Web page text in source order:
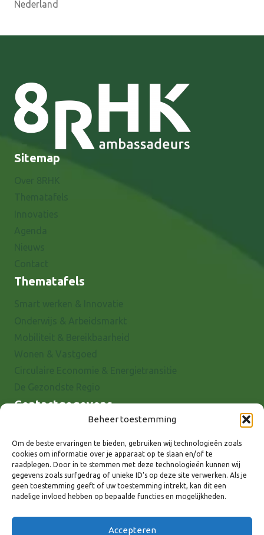
Beheer toestemming
Om de beste ervaringen te bieden, gebruiken wij technologieën zoals
cookies om informatie over je apparaat op te slaan en/of te
raadplegen. Door in te stemmen met deze technologieën kunnen wij
gegevens zoals surfgedrag of unieke ID's op deze site verwerken. Als je
geen toestemming geeft of uw toestemming intrekt, kan dit een
nadelige invloed hebben op bepaalde functies en mogelijkheden.
Accepteren
Nederland
Sitemap
Thematafels
Contactgegevens
7001 EX Doetinchem
E-mail: info@8rhk.nl
Telefoonnummers
Privacyverklaring